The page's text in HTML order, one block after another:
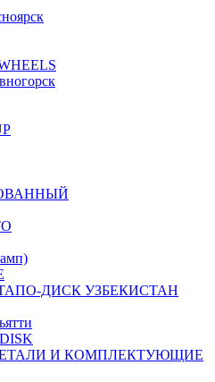
ДИСК УЗБЕКИСТАН
И КОМПЛЕКТУЮЩИЕ